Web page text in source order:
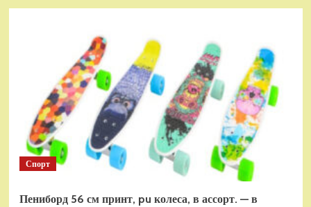
Геймпад
Wireless
Controller
Lunar
Shift
Special
Edition
(серебрянный)
Спорт
Пениборд 56 см принт, pu колеса, в ассорт. — в